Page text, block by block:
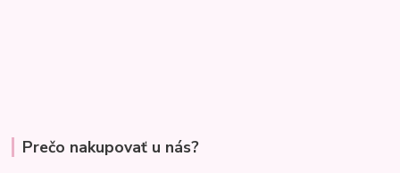
Prečo nakupovať u nás?